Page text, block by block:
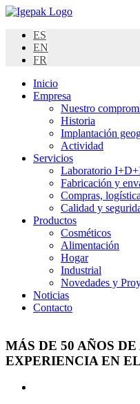
Skip
contentES
EN
FR
Inicio
Empresa
Nuestro
Historia
Implantación
Actividad
Servicios
Laboratorio
Fabricación y
Compras,
Calidad y
Productos
Cosméticos
Alimentación
Hogar
Industrial
Novedades y
Noticias
Contacto
MÁS DE 50 AÑOS
EXPERIENCIA EN